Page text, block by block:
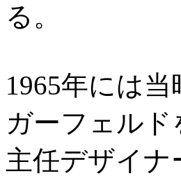
る。
1965年には
ガーフェルド
主任デザイ